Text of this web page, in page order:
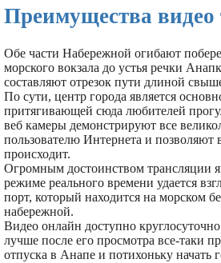
Преимущества видео
Обе части Набережной огибают
морского вокзала до устья речки
составляют отрезок пути длиной
По сути, центр города является
притягивающей сюда любителей
веб камеры демонстрируют все
пользователю Интернета и позволяют
происходит.
Огромным достоинством трансляции
режиме реального времени удается
порт, который находится на морском
набережной.
Видео онлайн доступно
лучше после его просмотра все-таки
отпуска в Анапе и потихоньку начать